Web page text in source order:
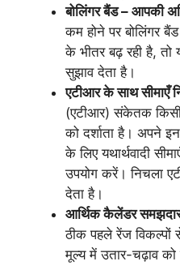
बोलिंगर बैंड – आपकी
कम होने पर बोलिंगर
के भीतर बढ़ रही है,
सुझाव देता है।
एटीआर के साथ सीमाएँ
(एटीआर) संकेतक किसी
को दर्शाता है। अपने
के लिए यथार्थवादी
उपयोग करें। निचला
देता है।
आर्थिक कैलेंडर
ठीक पहले रेंज
मूल्य में उतार-चढ़ाव